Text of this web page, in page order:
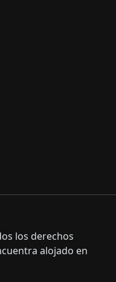
los derechos
alojado en